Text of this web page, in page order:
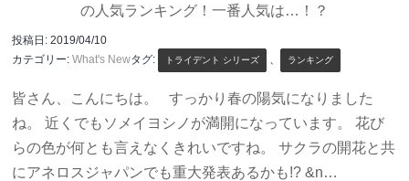
の人気ランキング！一番人気は…！？
投稿日:2019/04/10
カテゴリー:What's Newタグ: トライデント シリーズ ランキング
皆さん、こんにちは。 すっかり春の陽気になりました
ね。 近くでもソメイヨシノが満開になっています。 花び
らの色が何とも言えなくきれいですね。 サクラの開花と共
にアネロスジャパンでも重大発表あるかも!? &n…